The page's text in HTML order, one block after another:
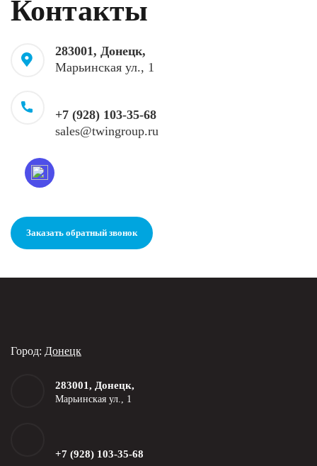
Контакты
283001, Донецк,
Марьинская ул., 1
+7 (928) 103-35-68
sales@twingroup.ru
Заказать обратный звонок
Город: Донецк
283001, Донецк,
Марьинская ул., 1
+7 (928) 103-35-68